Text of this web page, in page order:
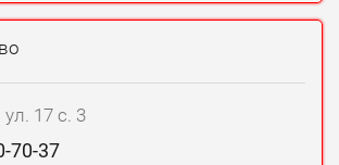
17 с. 3
70-37